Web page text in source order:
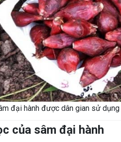
đại hành được dân gian sử
của sâm đại hành